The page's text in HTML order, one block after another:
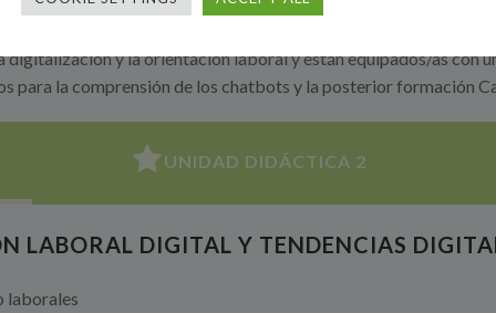
este conocimiento en su trabajo diario de asesoramiento
y la orientación laboral y están equipados/as con
para la comprensión de los chatbots y la posterior formación
UNIDAD DIDÁCTICA 2
LABORAL DIGITAL Y TENDENCIAS
laborales